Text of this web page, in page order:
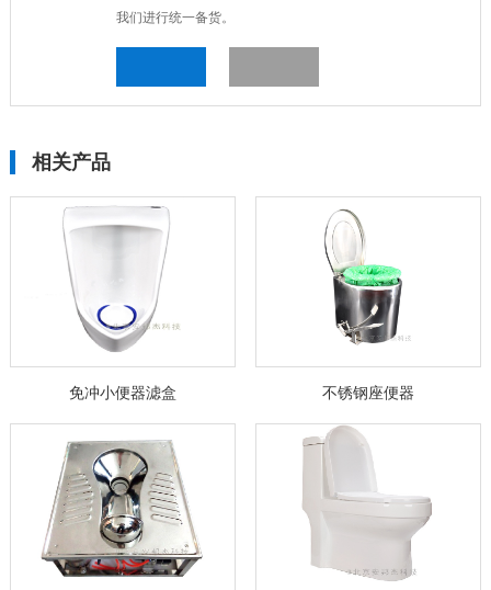
我们进行统一备货。
相关产品
免冲小便器滤盒 不锈钢座便器